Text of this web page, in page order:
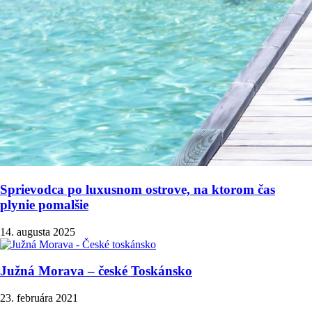
Sprievodca po luxusnom ostrove, na ktorom čas
plynie pomalšie
14. augusta 2025
Južná Morava – české Toskánsko
23. februára 2021